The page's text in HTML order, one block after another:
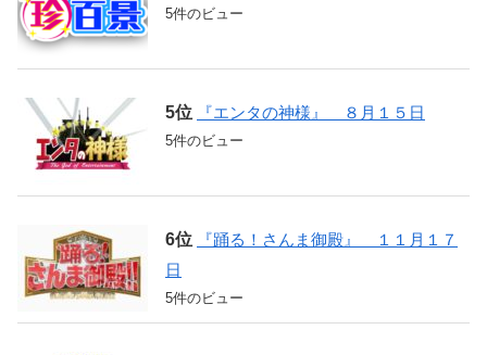
5件のビュー
『エンタの神様』 ８月１５日
5件のビュー
『踊る！さんま御殿』 １１月１７
日
5件のビュー